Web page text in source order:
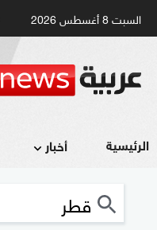
السبت 8 أغسطس 2026
الرئيسية أخبار